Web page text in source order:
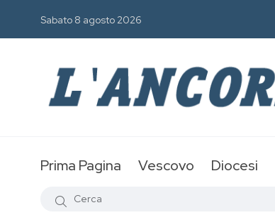
Sabato 8 agosto 2026
Prima Pagina Vescovo Diocesi